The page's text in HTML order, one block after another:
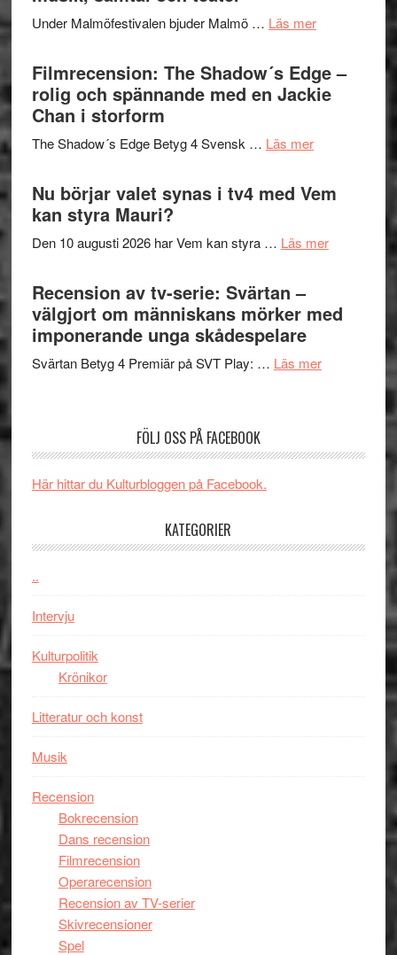
Pöntinen
avslutar
Under Malmöfestivalen bjuder Malmö … Läs merom
in
till
och
Filmrecension: The Shadow´s Edge –
rolig och spännande med en Jackie
Chan i storform
The Shadow´s Edge Betyg 4 Svensk … Läs merom
Filmrecension:
Shadow
Edge
och
en
storform
Nu börjar valet synas i tv4 med Vem
kan styra Mauri?
Den 10 augusti 2026 har Vem kan styra … Läs merom
valet
synas
styra
Recension av tv-serie: Svärtan –
välgjort om människans mörker med
imponerande unga skådespelare
Svärtan Betyg 4 Premiär på SVT Play: … Läs merom
människans
imponerande
FÖLJ OSS PÅ FACEBOOK
Här hittar du Kulturbloggen på Facebook.
KATEGORIER
..
Intervju
Kulturpolitik
Krönikor
Litteratur och konst
Musik
Recension
Bokrecension
Dans recension
Filmrecension
Operarecension
Recension av TV-serier
Skivrecensioner
Spel